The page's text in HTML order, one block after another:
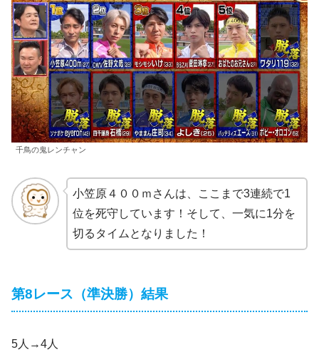
千鳥の鬼レンチャン
小笠原４００ｍさんは、ここまで3連続で1
位を死守しています！そして、一気に1分を
切るタイムとなりました！
第8レース（準決勝）結果
5人→4人